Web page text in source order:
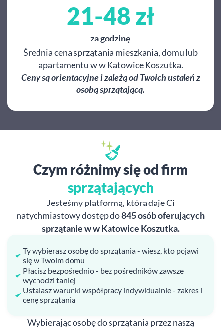
21-48 zł
za godzinę
Średnia cena sprzątania mieszkania, domu lub
apartamentu w w Katowice Koszutka.
Ceny są orientacyjne i zależą od Twoich ustaleń z
osobą sprzątającą.
Czym różnimy się od firm
sprzątających
Jesteśmy platformą, która daje Ci
natychmiastowy dostęp do845 osób oferujących
sprzątanie w w Katowice Koszutka.
Ty wybierasz osobę do sprzątania - wiesz, kto pojawi
się w Twoim domu
Płacisz bezpośrednio - bez pośredników zawsze
wychodzi taniej
Ustalasz warunki współpracy indywidualnie - zakres i
cenę sprzątania
Wybierając osobę do sprzątania przez naszą